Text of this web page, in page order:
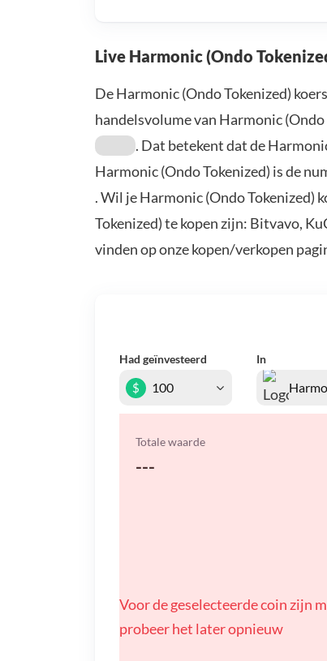
Live Harmonic (Ondo
De Harmonic (Ondo Tokenized)
handelsvolume van Harmonic
. Dat betekent dat de
Harmonic (Ondo Tokenized) is de
. Wil je Harmonic (Ondo Tokenized)
Tokenized) te kopen zijn: Bitvavo,
vinden op onze kopen/verkopen
Had geïnvesteerd In
$
Totale waarde
---
Voor de geselecteerde coin zijn
probeer het later opnieuw